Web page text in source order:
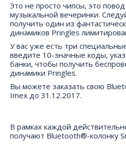
Это не просто чипсы, это
музыкальной вечеринки.
получить один из
динамиков Pringles
У вас уже есть три
введите 10-значные коды,
банки, чтобы получить
динамики Pringles.
Вы можете заказать свою
Imex до 31.12.2017.
В рамках каждой
получают Bluetooth®-колонку